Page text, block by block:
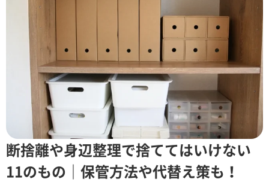
断捨離や身辺整理で捨ててはいけない
11のもの｜保管方法や代替え策も！